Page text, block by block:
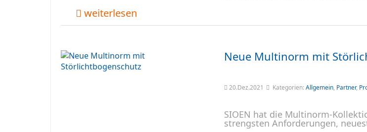
weiterlesen
Neue Multinorm mit
20.Dez.2021 Kategorien:Allgemein, Partner,
SIOEN hat die Multinorm-
strengsten Anforderungen,